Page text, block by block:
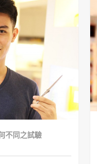
不同之試驗